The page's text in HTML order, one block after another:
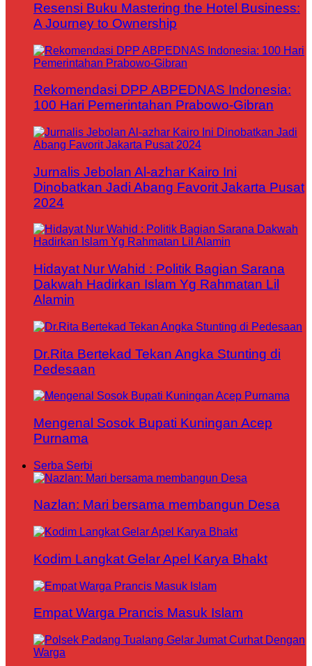
Resensi Buku Mastering the Hotel Business:
A Journey to Ownership
Rekomendasi DPP ABPEDNAS Indonesia:
100 Hari Pemerintahan Prabowo-Gibran
Jurnalis Jebolan Al-azhar Kairo Ini
Dinobatkan Jadi Abang Favorit Jakarta Pusat
2024
Hidayat Nur Wahid : Politik Bagian Sarana
Dakwah Hadirkan Islam Yg Rahmatan Lil
Alamin
Dr.Rita Bertekad Tekan Angka Stunting di
Pedesaan
Mengenal Sosok Bupati Kuningan Acep
Purnama
Serba Serbi
Nazlan: Mari bersama membangun Desa
Kodim Langkat Gelar Apel Karya Bhakt
Empat Warga Prancis Masuk Islam